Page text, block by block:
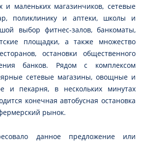
и маленьких магазинчиков, сетевые
поликлинику и аптеки, школы и
выбор фитнес-залов, банкоматы,
площадки, а также множество
остановки общественного
банков. Рядом с комплексом
сетевые магазины, овощные и
и пекарня, в нескольких минутах
конечная автобусная остановка
рынок.
данное предложение или